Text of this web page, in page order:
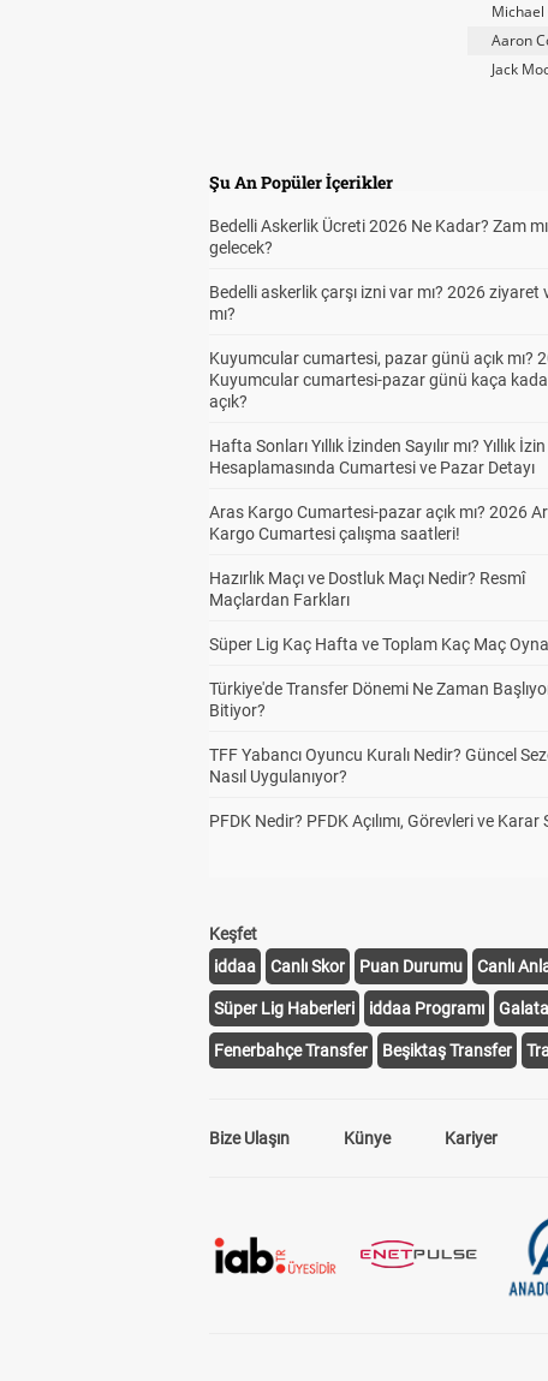
Aaron
Jack
Şu An Popüler İçerikler
Bedelli Askerlik Ücreti 2026 Ne Kadar? Zam mı
gelecek?
Bedelli askerlik çarşı izni var mı? 2026 ziyaret
mı?
Kuyumcular cumartesi, pazar günü açık mı?
Kuyumcular cumartesi-pazar günü kaça
açık?
Hafta Sonları Yıllık İzinden Sayılır mı? Yıllık İzin
Hesaplamasında Cumartesi ve Pazar Detayı
Aras Kargo Cumartesi-pazar açık mı? 2026
Kargo Cumartesi çalışma saatleri!
Hazırlık Maçı ve Dostluk Maçı Nedir? Resmî
Maçlardan Farkları
Süper Lig Kaç Hafta ve Toplam Kaç Maç
Türkiye'de Transfer Dönemi Ne Zaman
Bitiyor?
TFF Yabancı Oyuncu Kuralı Nedir? Güncel
Nasıl Uygulanıyor?
PFDK Nedir? PFDK Açılımı, Görevleri ve Karar
Keşfet
iddaa
Canlı Skor Puan Durumu Canlı
Süper Lig Haberleri iddaa Programı
Fenerbahçe Transfer Beşiktaş Transfer
Bize Ulaşın Künye Kariyer